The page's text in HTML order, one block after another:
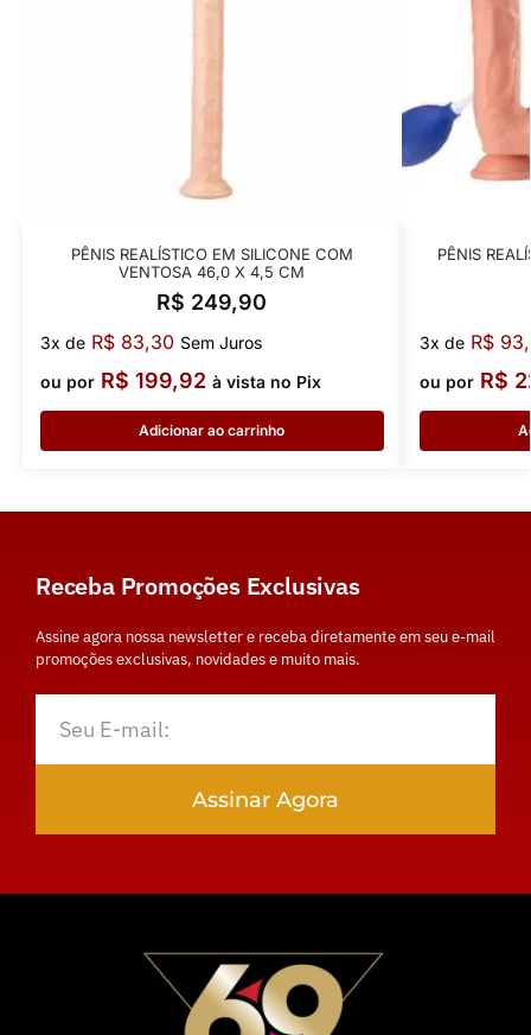
PÊNIS REALÍSTICO EM SILICONE COM
VENTOSA 46,0 X 4,5 CM
R$ 249,90
3x de R$83,30 Sem Juros
ou por R$ 199,92 à vista no Pix
Adicionar ao carrinho
PÊNIS
3x de R$
ou por R$
Receba Promoções Exclusivas
Assine agora nossa newsletter e receba diretamente em seu e-mail
promoções exclusivas, novidades e muito mais.
Assinar Agora